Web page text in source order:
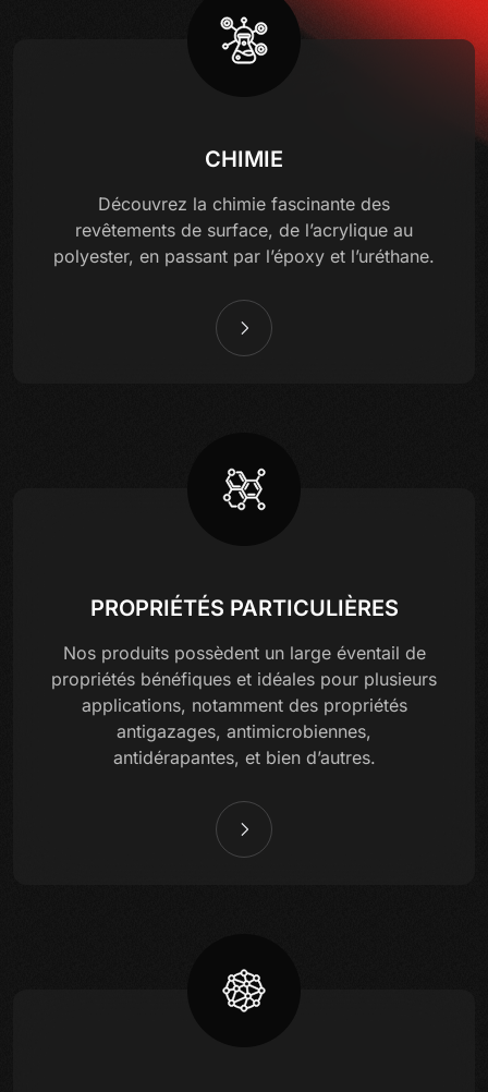
CHIMIE
Découvrez la chimie fascinante des
revêtements de surface, de l’acrylique au
polyester, en passant par l’époxy et l’uréthane.
PROPRIÉTÉS PARTICULIÈRES
Nos produits possèdent un large éventail de
propriétés bénéfiques et idéales pour plusieurs
applications, notamment des propriétés
antigazages, antimicrobiennes,
antidérapantes, et bien d’autres.